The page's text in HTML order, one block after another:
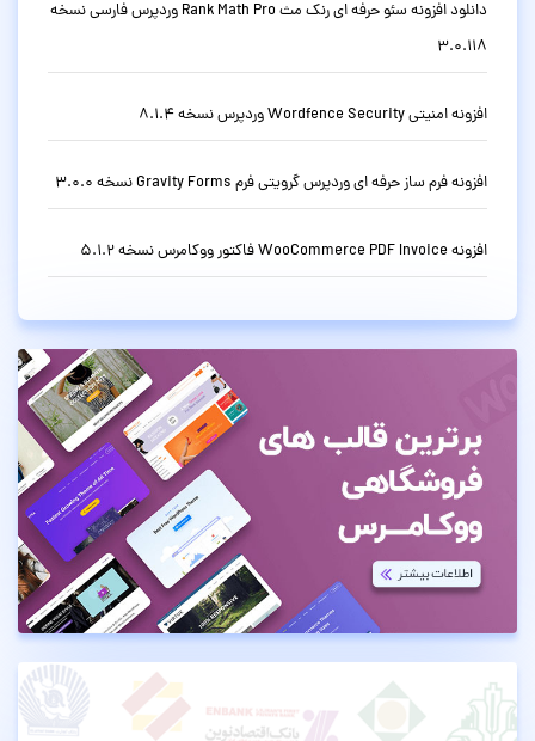
دانلود افزونه سئو حرفه ای رنک مث Rank Math Pro وردپرس فارسی نسخه
3.0.118
افزونه امنیتی Wordfence Security وردپرس نسخه 8.1.4
افزونه فرم ساز حرفه ای وردپرس گرویتی فرم Gravity Forms نسخه 3.0.0
افزونه WooCommerce PDF Invoice فاکتور ووکامرس نسخه 5.1.2